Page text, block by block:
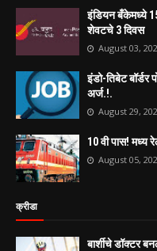
इंडियन बँकेमध्ये
शेवटचे 3 दिवस
August 03,
इंडो-तिबेट बॉर्डर
अर्ज.!.
August 29,
10 वी पास! मध्य
August 05,
क्रीडा
बार्शीचे डॉक्टर